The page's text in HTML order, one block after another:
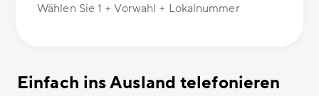
Wählen Sie 1 + Vorwahl + Lokalnummer
Einfach ins Ausland telefonieren